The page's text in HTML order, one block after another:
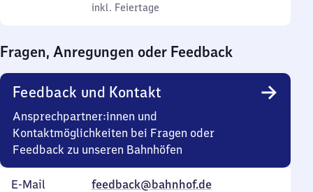
inkl. Feiertage
0
0
Uhr
inkl. Feiertage
Fragen, Anregungen oder Feedback
Feedback und Kontakt
Ansprechpartner:innen und
Kontaktmöglichkeiten bei Fragen oder
Feedback zu unseren Bahnhöfen
E-Mail
feedback@bahnhof.de